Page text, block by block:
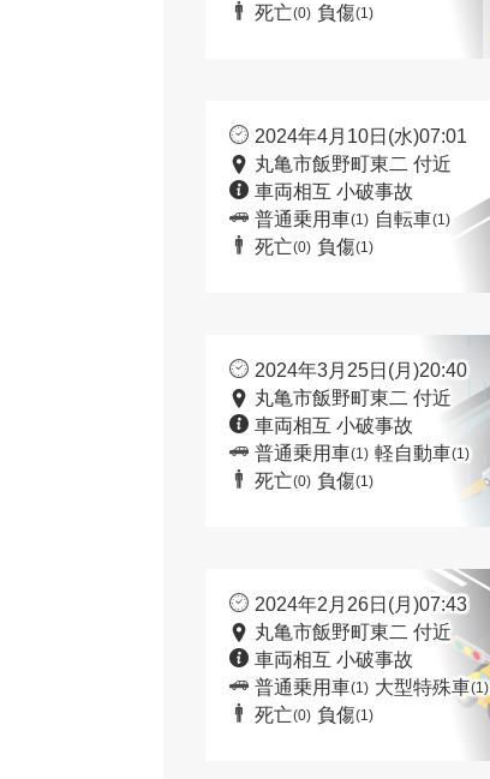
死亡(0) 負傷(1)
2024年4月10日(水)07:01
丸亀市飯野町東二 付近
車両相互 小破事故
普通乗用車(1) 自転車(1)
死亡(0) 負傷(1)
2024年3月25日(月)20:40
丸亀市飯野町東二 付近
車両相互 小破事故
普通乗用車(1) 軽自動車(1)
死亡(0) 負傷(1)
2024年2月26日(月)07:43
丸亀市飯野町東二 付近
車両相互 小破事故
普通乗用車(1) 大型特殊車(1)
死亡(0) 負傷(1)